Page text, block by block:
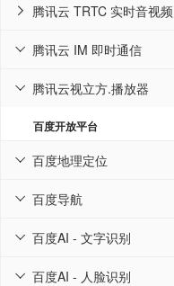
腾讯云 TRTC 实时音视频

腾讯云 IM 即时通信

腾讯云视立方.播放器

百度开放平台
百度地理定位

百度导航

百度AI - 文字识别

百度AI - 人脸识别
